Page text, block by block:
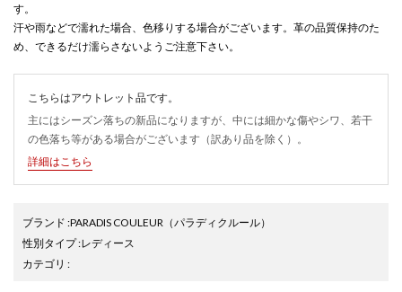
す。
汗や雨などで濡れた場合、色移りする場合がございます。革の品質保持のた
め、できるだけ濡らさないようご注意下さい。
こちらはアウトレット品です。
主にはシーズン落ちの新品になりますが、中には細かな傷やシワ、若干
の色落ち等がある場合がございます（訳あり品を除く）。
詳細はこちら
ブランド :PARADIS COULEUR （パラディクルール）
性別タイプ:レディース
カテゴリ :